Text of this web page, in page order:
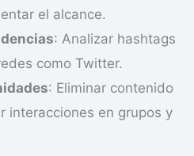
el alcance.
: Analizar hashtags
como Twitter.
: Eliminar contenido
interacciones en grupos y